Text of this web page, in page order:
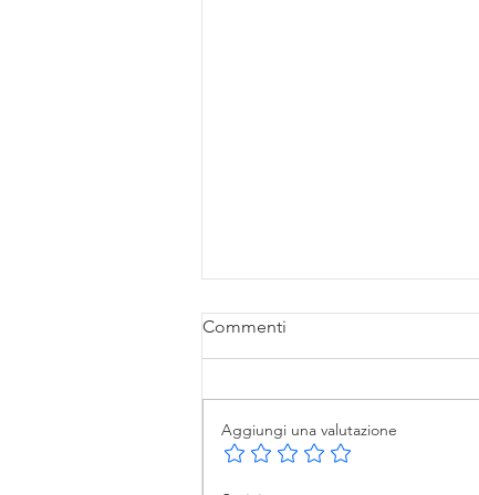
Commenti
Aggiungi una valutazione